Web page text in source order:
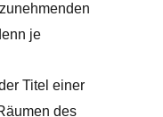
je
Titel einer
des